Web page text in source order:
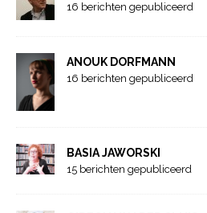
16 berichten gepubliceerd
ANOUK DORFMANN
16 berichten gepubliceerd
BASIA JAWORSKI
15 berichten gepubliceerd